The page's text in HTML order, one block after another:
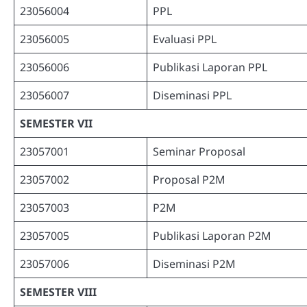
23056004
PPL
23056005
Evaluasi PPL
23056006
Publikasi Laporan PPL
23056007
Diseminasi PPL
SEMESTER VII
23057001
Seminar Proposal
23057002
Proposal P2M
23057003
P2M
23057005
Publikasi Laporan P2M
23057006
Diseminasi P2M
SEMESTER VIII